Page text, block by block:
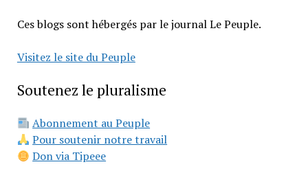
Ces blogs sont hébergés par le journal Le Peuple.
Visitez le site du Peuple
Soutenez le pluralisme
Abonnement au Peuple
Pour soutenir notre travail
Don via Tipeee